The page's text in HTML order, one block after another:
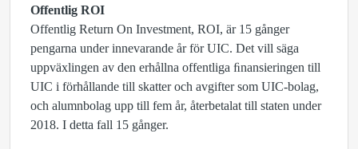
Offentlig ROI
Offentlig Return On Investment, ROI, är 15 gånger
pengarna under innevarande år för UIC. Det vill säga
uppväxlingen av den erhållna offentliga ﬁnansieringen till
UIC i förhållande till skatter och avgifter som UIC-bolag,
och alumnbolag upp till fem år, återbetalat till staten under
2018. I detta fall 15 gånger.